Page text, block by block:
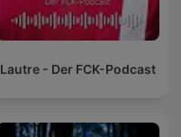
Lautre - Der FCK-Podcast